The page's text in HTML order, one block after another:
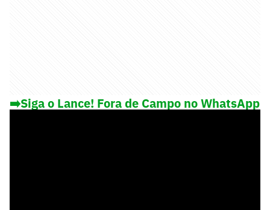
➡️Siga o Lance! Fora de Campo no WhatsApp